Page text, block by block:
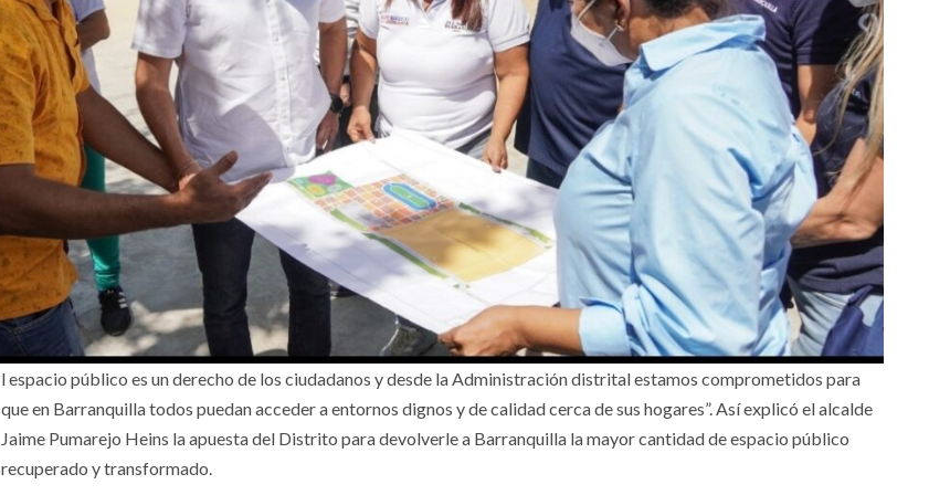
l espacio público es un derecho de los ciudadanos y desde la Administración distrital estamos comprometidos para
que en Barranquilla todos puedan acceder a entornos dignos y de calidad cerca de sus hogares”. Así explicó el alcalde
Jaime Pumarejo Heins la apuesta del Distrito para devolverle a Barranquilla la mayor cantidad de espacio público
recuperado y transformado.